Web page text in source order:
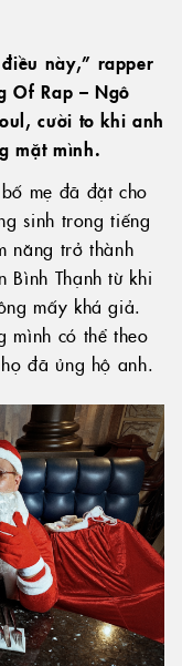
này,” rapper
Of Rap – Ngô
cười to khi anh
mặt mình.
mẹ đã đặt cho
sinh trong tiếng
năng trở thành
Thạnh từ khi
mấy khá giả.
mình có thể theo
đã ủng hộ anh.